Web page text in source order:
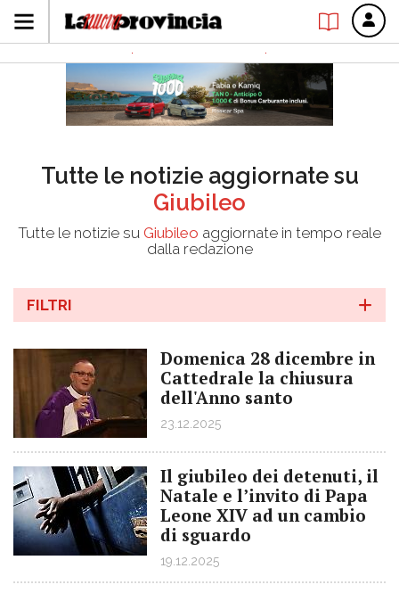
Tutte le notizie aggiornate su
Giubileo
Tutte le notizie su Giubileo aggiornate in tempo reale
dalla redazione
FILTRI
Domenica 28 dicembre in
Cattedrale la chiusura
dell'Anno santo
23.12.2025
Il giubileo dei detenuti, il
Natale e l’invito di Papa
Leone XIV ad un cambio
di sguardo
19.12.2025